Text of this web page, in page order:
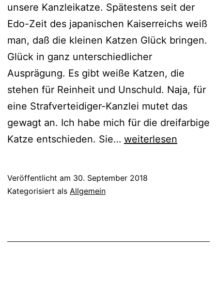
unsere Kanzleikatze. Spätestens seit der
Edo-Zeit des japanischen Kaiserreichs weiß
man, daß die kleinen Katzen Glück bringen.
Glück in ganz unterschiedlicher
Ausprägung. Es gibt weiße Katzen, die
stehen für Reinheit und Unschuld. Naja, für
eine Strafverteidiger-Kanzlei mutet das
gewagt an. Ich habe mich für die dreifarbige
Katze entschieden. Sie… weiterlesen
Veröffentlicht am 30. September 2018
Kategorisiert als Allgemein